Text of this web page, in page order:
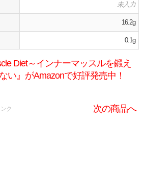
未入力
16.2g
0.1g
Diet～インナーマッスルを鍛え
い』がAmazonで好評発売中！
次の商品へ
ク